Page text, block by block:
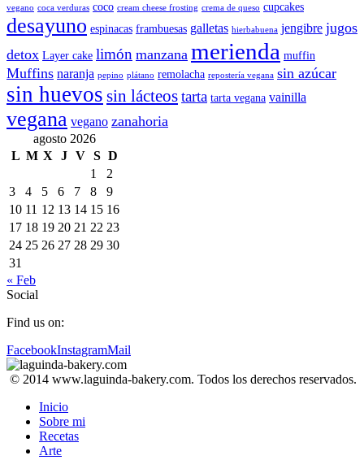
vegano coca verduras coco cream cheese frosting crema de queso cupcakes
desayuno espinacas frambuesas galletas hierbabuena jengibre jugos
detox Layer cake limón manzana merienda muffin
Muffins naranja pepino plátano remolacha repostería vegana sin azúcar
sin huevos sin lácteostarta tarta vegana vainilla
vegana vegano zanahoria
agosto 2026
L M X J V S D
1
2
3
4 5 6 7 8
9
10 11 12 13 14 15 16
17 18 19 20 21 22 23
24 25 26 27 28 29 30
31
« Feb
Social
Find us on:
FacebookInstagramMail
© 2014 www.laguinda-bakery.com. Todos los derechos reservados.
Inicio
Sobre mi
Recetas
Arte